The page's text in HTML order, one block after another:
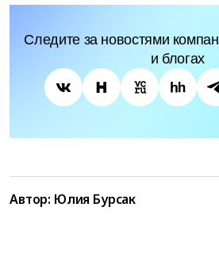
Следите за новостями
и блогах
Автор: Юлия Бурсак